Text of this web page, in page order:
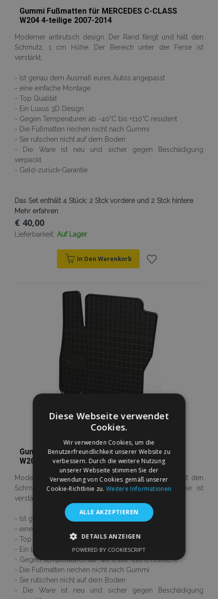
Gummi Fußmatten für MERCEDES C-CLASS
W204 4-teilige 2007-2014
Moderner antirutsch design. Der Rand fängt und hält den
Schmutz, 1 cm Höhe. Der Bereich unter der Ferse ist
verstärkt.
- Ist genau dem Ausmaß eures Autos angepasst
- eine einfache Montage
- Top Qualität
- Ein Luxus 3D Design
- Gegen Temperaturen ab -40°C bis +110°C resistent
- Die Fußmatten riechen nicht nach Gummi
- Sie rutschen nicht auf dem Boden
- Die Ware ist neu und sicher gegen Beschädigung
verpackt
- Geld-zurück-Garantie
Das Set enthält 4 Stück: 2 Stck vordere und 2 Stck hintere
Mehr erfahren
€ 40,00
Lieferbarkeit: Auf Lager
In Den Warenkorb
hinzufügen
Gummi Fußmatten für MERCEDES C-CLASS
W202 4-teilige 1993-2001
Moderner antirutsch design. Der Rand fängt und hält den
Schmutz, 1 cm Höhe. Der Bereich unter der Ferse ist
verstärkt.
- Ist genau dem Ausmaß eures Autos angepasst
- eine einfache Montage
- Top Qualität
- Ein Luxus 3D Design
- Gegen Temperaturen ab -40°C bis +110°C resistent
- Die Fußmatten riechen nicht nach Gummi
- Sie rutschen nicht auf dem Boden
- Die Ware ist neu und sicher gegen Beschädigung
Diese Webseite verwendet
Cookies.
Wir verwenden Cookies, um die
Benutzerfreundlichkeit unserer Website zu
verbessern. Durch die weitere Nutzung
unserer Webseite stimmen Sie der
Verwendung von Cookies gemäß unserer
Cookie-Richtlinie zu.Weitere Informationen
ALLE AKZEPTIEREN
DETAILS ANZEIGEN
PERFORMANCE TARGETING
FUNKTIONALITÄT
POWERED BY COOKIESCRIPT